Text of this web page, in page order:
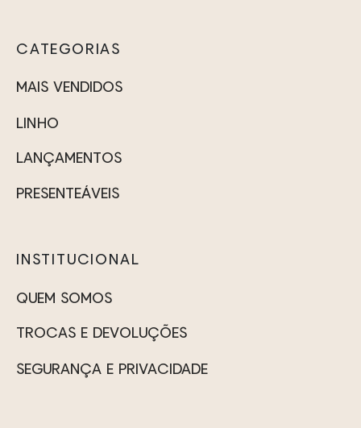
CATEGORIAS
MAIS VENDIDOS
LINHO
LANÇAMENTOS
PRESENTEÁVEIS
INSTITUCIONAL
QUEM SOMOS
TROCAS E DEVOLUÇÕES
SEGURANÇA E PRIVACIDADE